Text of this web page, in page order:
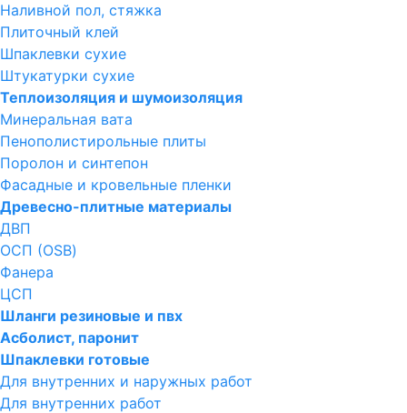
Наливной пол, стяжка
Плиточный клей
Шпаклевки сухие
Штукатурки сухие
Теплоизоляция и шумоизоляция
Минеральная вата
Пенополистирольные плиты
Поролон и синтепон
Фасадные и кровельные пленки
Древесно-плитные материалы
ДВП
ОСП (OSB)
Фанера
ЦСП
Шланги резиновые и пвх
Асболист, паронит
Шпаклевки готовые
Для внутренних и наружных работ
Для внутренних работ